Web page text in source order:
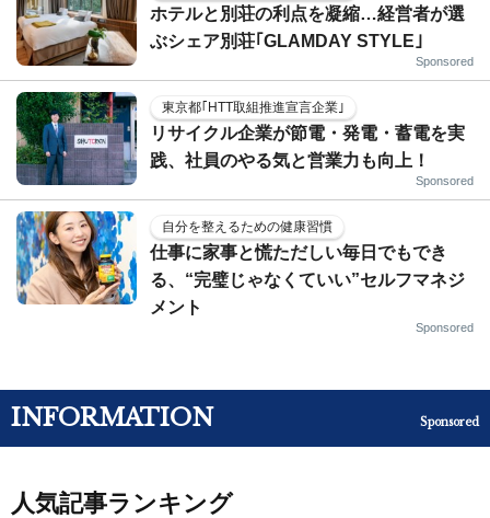
ホテルと別荘の利点を凝縮…経営者が選
ぶシェア別荘｢GLAMDAY STYLE｣
Sponsored
東京都｢HTT取組推進宣言企業｣
リサイクル企業が節電・発電・蓄電を実
践、社員のやる気と営業力も向上！
Sponsored
自分を整えるための健康習慣
仕事に家事と慌ただしい毎日でもでき
る、“完璧じゃなくていい”セルフマネジ
メント
Sponsored
INFORMATION Sponsored
人気記事ランキング